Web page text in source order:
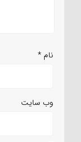
نام*
وب‌ سایت